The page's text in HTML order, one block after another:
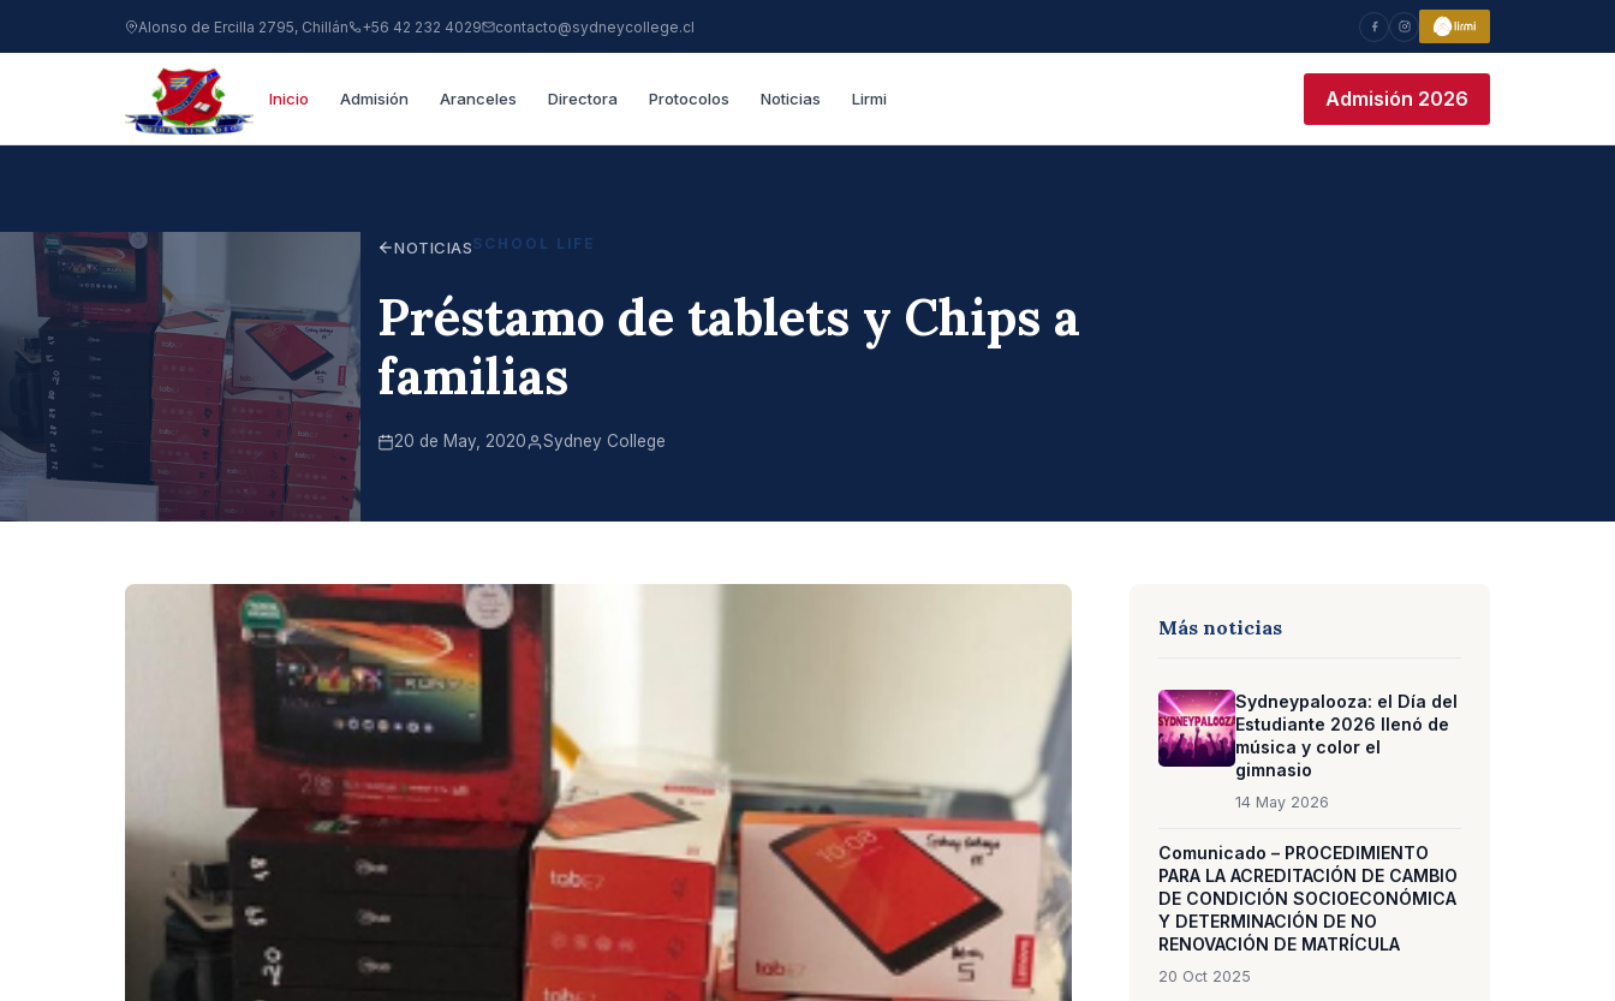
Alonso de Ercilla 2795, Chillán +56 42 232 4029 contacto@sydneycollege.cl
Inicio Admisión Aranceles Directora Protocolos Noticias Lirmi Admisión 2026
NOTICIASSCHOOL LIFE
Préstamo de tablets y Chips a
familias
20 de May, 2020 Sydney College
Más noticias
Sydneypalooza: el Día del
Estudiante 2026 llenó de
música y color el
gimnasio
14 May 2026
Comunicado – PROCEDIMIENTO
PARA LA ACREDITACIÓN DE CAMBIO
DE CONDICIÓN SOCIOECONÓMICA
Y DETERMINACIÓN DE NO
RENOVACIÓN DE MATRÍCULA
20 Oct 2025